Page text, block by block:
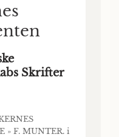
Om
Nytte
Skrifter
» F. MUNTER. i